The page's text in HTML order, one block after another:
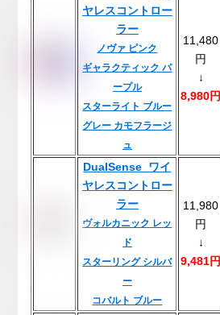
ヤレスコントロー
ラー
ノヴァ ピンク
ギャラクティック パ
ープル
スターライト ブルー
グレー カモフラージ
ュ
11,480
円
↓
8,980円
DualSense ワイ
ヤレスコントロー
ラー
ヴォルカニック レッ
ド
スターリング シルバ
ー
コバルト ブルー
11,980
円
↓
9,481円